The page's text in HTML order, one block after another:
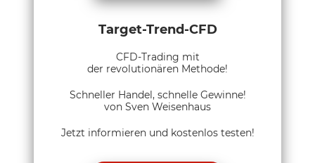
Target-Trend-CFD
CFD-Trading mit
der revolutionären Methode!
Schneller Handel, schnelle Gewinne!
von Sven Weisenhaus
Jetzt informieren und kostenlos testen!